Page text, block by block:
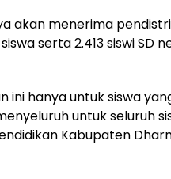
akan menerima
serta 2.413 siswi SD
ini hanya untuk siswa
untuk seluruh
Kabupaten